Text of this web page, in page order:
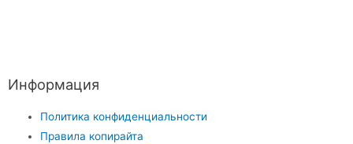
Информация
Политика конфиденциальности
Правила копирайта